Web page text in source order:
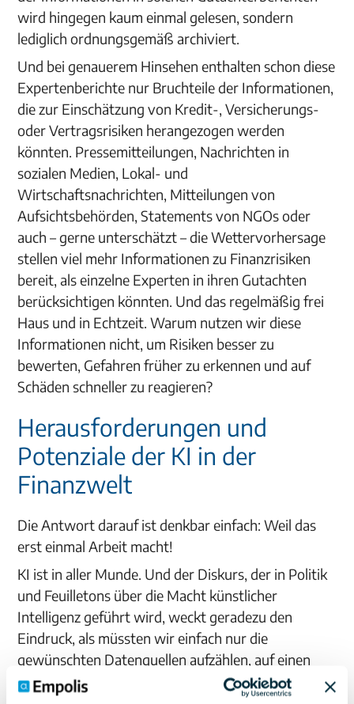
wird hingegen kaum einmal gelesen, sondern
lediglich ordnungsgemäß archiviert.
Und bei genauerem Hinsehen enthalten schon diese
Expertenberichte nur Bruchteile der Informationen,
die zur Einschätzung von Kredit-, Versicherungs-
oder Vertragsrisiken herangezogen werden
könnten. Pressemitteilungen, Nachrichten in
sozialen Medien, Lokal- und
Wirtschaftsnachrichten, Mitteilungen von
Aufsichtsbehörden, Statements von NGOs oder
auch – gerne unterschätzt – die Wettervorhersage
stellen viel mehr Informationen zu Finanzrisiken
bereit, als einzelne Experten in ihren Gutachten
berücksichtigen könnten. Und das regelmäßig frei
Haus und in Echtzeit. Warum nutzen wir diese
Informationen nicht, um Risiken besser zu
bewerten, Gefahren früher zu erkennen und auf
Schäden schneller zu reagieren?
Herausforderungen und
Potenziale der KI in der
Finanzwelt
Die Antwort darauf ist denkbar einfach: Weil das
erst einmal Arbeit macht!
KI ist in aller Munde. Und der Diskurs, der in Politik
und Feuilletons über die Macht künstlicher
Intelligenz geführt wird, weckt geradezu den
Eindruck, als müssten wir einfach nur die
gewünschten Datenquellen aufzählen, auf einen
Knopf drücken und warten, bis aussagekräftige